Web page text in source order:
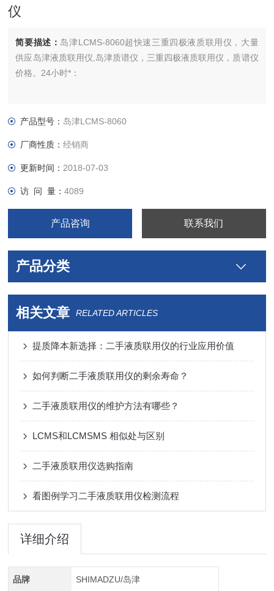
仪
简要描述： 岛津LCMS-8060超快速三重四极液质联用仪，大量
供应岛津液质联用仪,岛津质谱仪，三重四极液质联用仪，质谱仪
价格。24小时*：
产品型号： 岛津LCMS-8060
厂商性质：经销商
更新时间： 2018-07-03
访 问 量：4089
产品咨询 联系我们
产品分类
相关文章 RELATED ARTICLES
提质降本新选择：二手液质联用仪的行业应用价值
如何判断二手液质联用仪的剩余寿命？
二手液质联用仪的维护方法有哪些？
LCMS和LCMSMS 相似处与区别
二手液质联用仪选购指南
看图例学习二手液质联用仪检测流程
详细介绍
品牌 SHIMADZU/岛津